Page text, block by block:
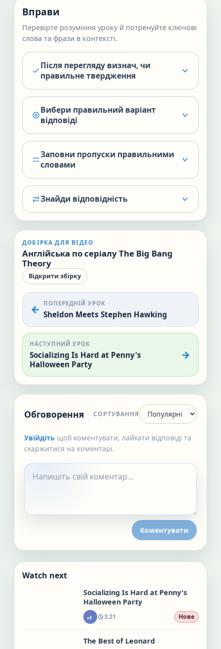
Вправи
Перевірте розуміння уроку й потренуйте ключові
слова та фрази в контексті.
Після перегляду визнач, чи
правильне твердження
Вибери правильний варіант
відповіді
Заповни пропуски правильними
словами
Знайди відповідність
ДОБІРКА ДЛЯ ВІДЕО
Англійська по серіалу The Big Bang
Theory
Відкрити збірку
ПОПЕРЕДНІЙ УРОК
Sheldon Meets Stephen Hawking
НАСТУПНИЙ УРОК
Socializing Is Hard at Penny's
Halloween Party
Обговорення СОРТУВАННЯ
Увійдіть щоб коментувати, лайкати відповіді та
скаржитися на коментарі.
Коментувати
Watch next
Socializing Is Hard at Penny's
Halloween Party
3:21 Нове
The Best of Leonard